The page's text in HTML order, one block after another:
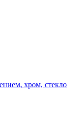
хром, стекло